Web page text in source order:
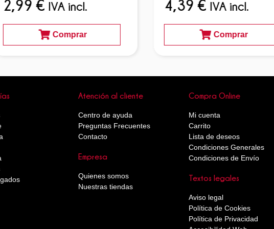
2,99 € IVA incl.
Comprar
4,39 € IVA incl.
Comprar
Atención al cliente
Centro de ayuda
Preguntas Frecuentes
Contacto
Empresa
Quienes somos
Nuestras tiendas
Compra Online
Mi cuenta
Carrito
Lista de deseos
Condiciones Generales
Condiciones de Envío
Textos legales
Aviso legal
Política de Cookies
Política de Privacidad